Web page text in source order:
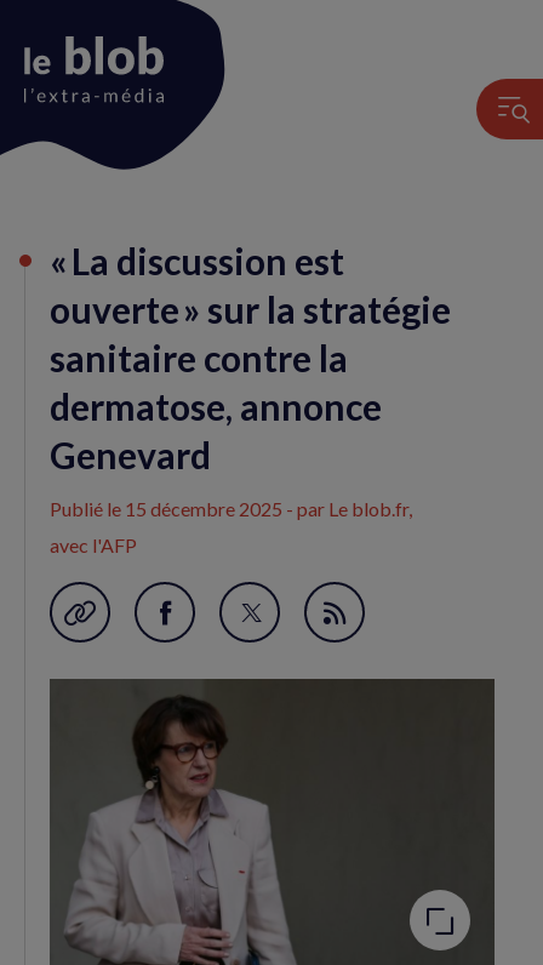
du
« La discussion est
ouverte » sur la stratégie
sanitaire contre la
dermatose, annonce
Genevard
Publié le 15 décembre 2025 - par Le blob.fr,
avec l'AFP
Garder en favori
Partager
Facebook
(nouvelle
fenêtre)
Partager
Flux
Agrandir
l'image